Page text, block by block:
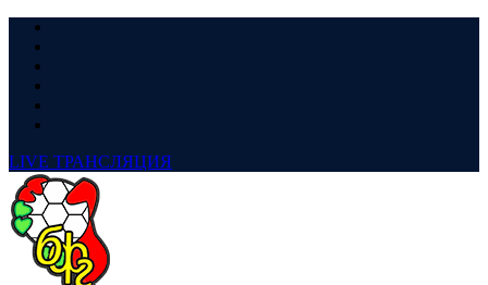
LIVE ТРАНСЛЯЦИЯ